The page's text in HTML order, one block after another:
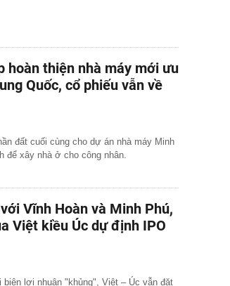
hoàn thiện nhà máy mới ưu
Quốc, cổ phiếu vẫn về
đất cuối cùng cho dự án nhà máy Minh
để xây nhà ở cho công nhân.
Vĩnh Hoàn và Minh Phú,
Việt kiều Úc dự định IPO
lợi nhuận "khủng", Việt – Úc vẫn đặt